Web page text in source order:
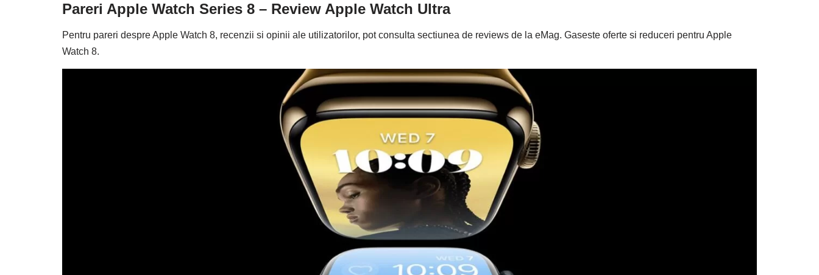
Pareri Apple Watch Series 8 – Review Apple Watch Ultra
Pentru pareri despre Apple Watch 8, recenzii si opinii ale utilizatorilor, pot consulta sectiunea de reviews de la eMag. Gaseste oferte si reduceri pentru Apple
Watch 8.